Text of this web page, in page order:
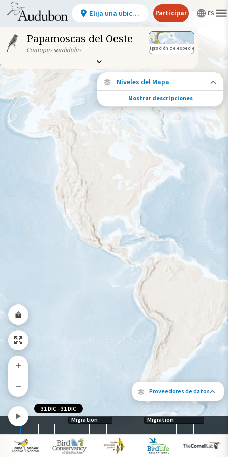
Papamoscas del Oeste
Contopus sordidulus Migración de especies
Proveedores de datos
Los siguientes socios contribuyeron
Niveles del Mapa
Migración de especies
Vea dónde viaja esta especie durante todo
el año.
Abundancia de esta especie
Alto
Gama de especies por estación
Gama de verano
Rango de invierno
Rango a lo largo del año
Mostrar descripciones
Migration Migration
31 DIC -31 DIC
Elija una ubicación Participar